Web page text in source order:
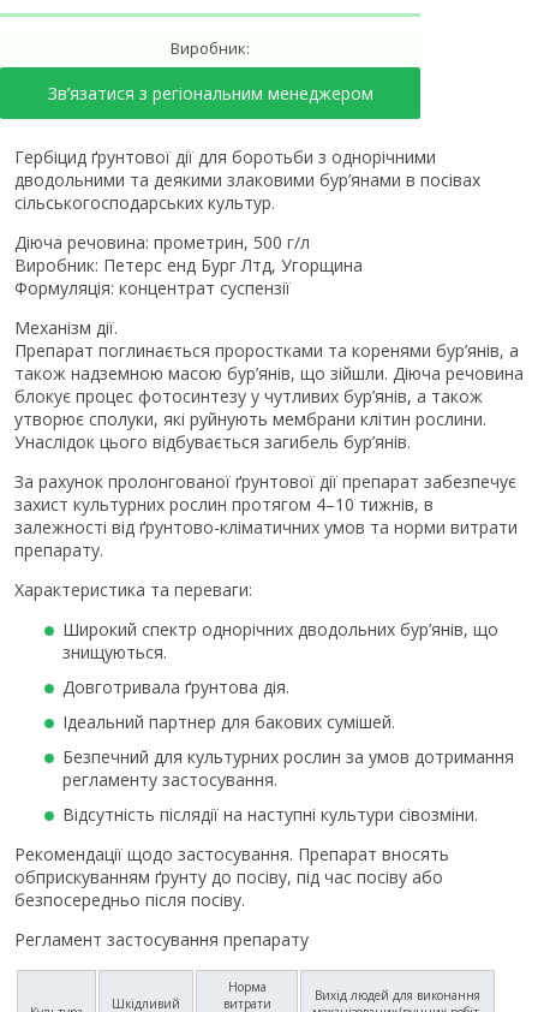
Виробник:
Зв’язатися з регіональним менеджером
Гербіцид ґрунтової дії для боротьби з однорічними
дводольними та деякими злаковими бур’янами в посівах
сільськогосподарських культур.
Діюча речовина: прометрин, 500 г/л
Виробник: Петерс енд Бург Лтд, Угорщина
Формуляція: концентрат суспензії
Механізм дії.
Препарат поглинається проростками та коренями бур’янів, а
також надземною масою бур’янів, що зійшли. Діюча речовина
блокує процес фотосинтезу у чутливих бур’янів, а також
утворює сполуки, які руйнують мембрани клітин рослини.
Унаслідок цього відбувається загибель бур’янів.
За рахунок пролонгованої ґрунтової дії препарат забезпечує
захист культурних рослин протягом 4–10 тижнів, в
залежності від ґрунтово-кліматичних умов та норми витрати
препарату.
Характеристика та переваги:
Широкий спектр однорічних дводольних бур’янів, що
знищуються.
Довготривала ґрунтова дія.
Ідеальний партнер для бакових сумішей.
Безпечний для культурних рослин за умов дотримання
регламенту застосування.
Відсутність післядії на наступні культури сівозміни.
Рекомендації щодо застосування. Препарат вносять
обприскуванням ґрунту до посіву, під час посіву або
безпосередньо після посіву.
Регламент застосування препарату
Шкідливий
Норма
витрати
Вихід людей для виконання